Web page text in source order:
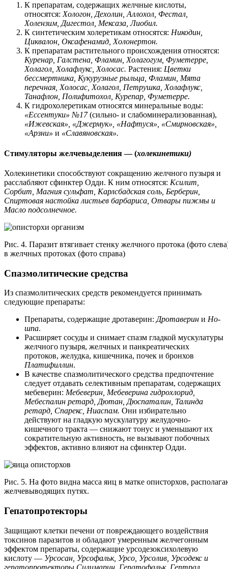
К препаратам, содержащих желчные кислоты,
относятся:Хологон,Дехолин, Аллохол, Фестал,
Холензим, Дигестол, Мексаза, Лиобил.
К синтетическим холеретикам относятся: Никодин,
Циквалон, Оксафенамид, Холонертон.
К препаратам растительного происхождения относятся:
Куренар, Галстена, Фламин, Холагогум, Фуметерре,
Холагол, Холафлукс, Холосас. Растения: Цветки
бессмертника, Кукурузные рыльца, Фламин, Мята
перечная, Холосас, Холагол, Петрушка, Холафлукс,
Танафлон, Полифитохол, Курепар, Фуметерре.
К гидрохолеретикам относятся минеральные воды:
«Ессентуки» №17(сильно- и слабоминерализованная),
«Ижевская», «Джермук», «Нафтуся», «Смирновская»,
«Арзни» и «Славяновская».
Стимуляторы желчевыделения — (холекинетики)
Холекинетики способствуют сокращению желчного пузыря и
расслабляют сфинктер Одди. К ним относятся: Ксилит,
Сорбит, Магния сульфат, Карлсбадская соль, Берберин,
Спиртовая настойка листьев барбариса, Отвары пижмы и
Масло подсолнечное.
Рис. 4. Паразит втягивает стенку желчного протока (фото
в желчных протоках (фото справа)
Спазмолитические средства
Из спазмолитических средств рекомендуется принимать
следующие препараты:
Препараты, содержащие дротаверин:Дротаверин и Но-
шпа.
Расширяет сосуды и снимает спазм гладкой мускулатуры
желчного пузыря, желчных и панкреатических
протоков, желудка, кишечника, почек и бронхов
Платифиллин.
В качестве спазмолитического средства предпочтение
следует отдавать селективным препаратам, содержащих
мебеверин: Мебеверин, Мебеверина гидрохлорид,
Мебеспалин ретард, Дютан, Дюспаталин, Талинда
ретард, Спарекс, Ниаспам. Они избирательно
действуют на гладкую мускулатуру желудочно-
кишечного тракта — снижают тонус и уменьшают их
сократительную активность, не вызывают побочных
эффектов, активно влияют на сфинктер Одди.
Рис. 5. На фото видна масса яиц в матке описторхов,
желчевыводящих путях.
Гепатопротекторы
Защищают клетки печени от повреждающего воздействия
токсинов паразитов и обладают умеренным желчегонным
эффектом препараты, содержащие урсодезоксихолевую
кислоту — Урсосан, Урсофальк, Урсо, Урсолив, Урсодекс и
гепатопротекторы Силимарин, Гепатофальк, Гептрал.